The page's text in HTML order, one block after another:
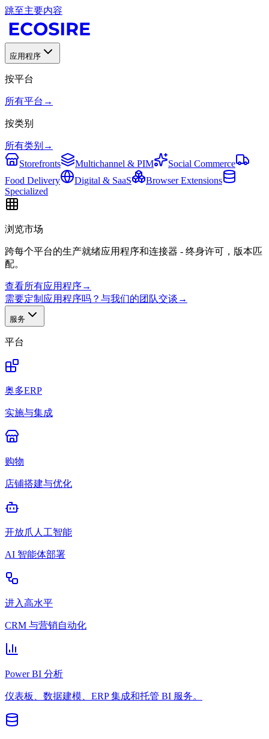
跳至主要内容
应用程序
按平台
所有平台 →
按类别
所有类别 →
Storefronts
Multichannel & PIM
Social Commerce
Food Delivery
Digital & SaaS
Browser Extensions
Specialized
浏览市场
跨每个平台的生产就绪应用程序和连接器 - 终身许可，版本匹
配。
查看所有应用程序→
需要定制应用程序吗？与我们的团队交谈 →
服务
平台
奥多ERP
实施与集成
购物
店铺搭建与优化
开放爪人工智能
AI 智能体部署
进入高水平
CRM 与营销自动化
Power BI 分析
仪表板、数据建模、ERP 集成和托管 BI 服务。